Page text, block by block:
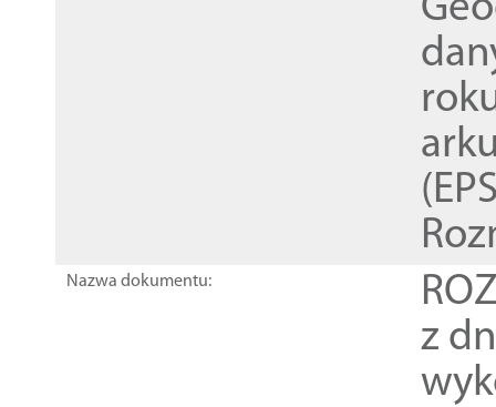
Nazwa dokumentu:
z